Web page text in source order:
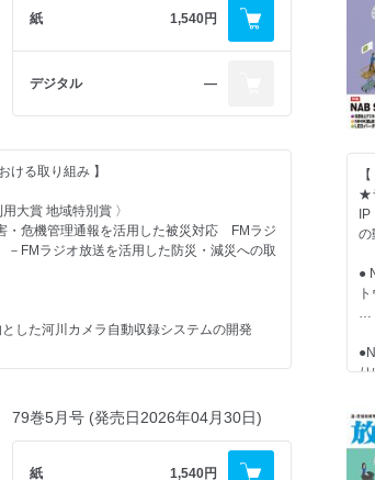
紙 1,540円
デジタル ―
ける取り組み 】
大賞 地域特別賞 〉
危機管理通報を活用した被災対応 FMラジ
FMラジオ放送を活用した防災・減災への取
した河川カメラ自動収録システムの開発
2026 内覧会」を開催
★
IP
の
●
り
【
79巻5月号 (発売日2026年04月30日)
紙 1,540円